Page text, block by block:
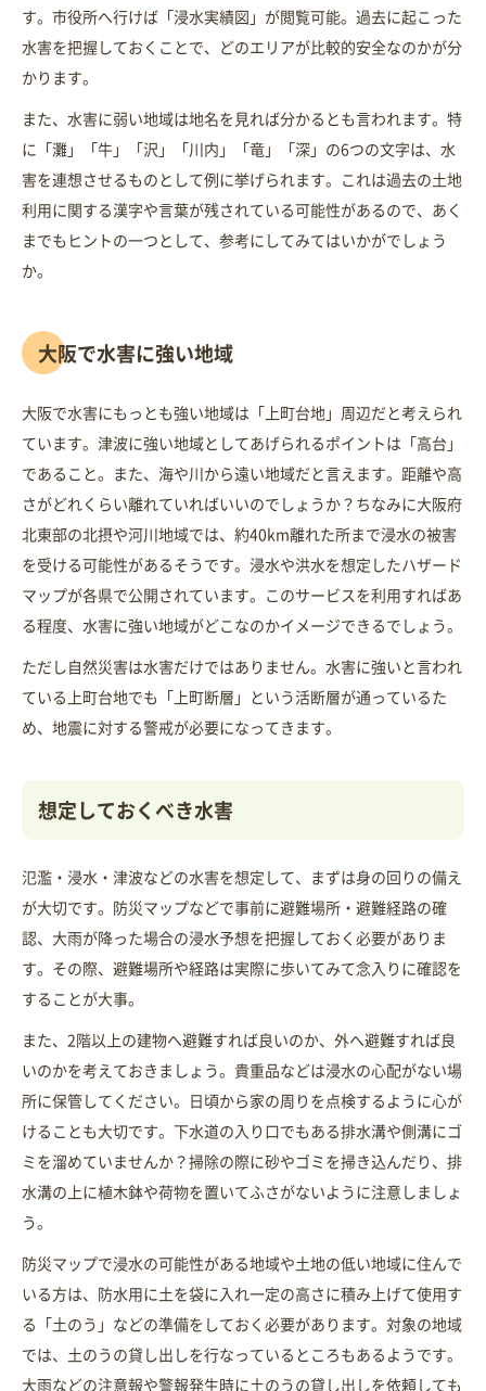
す。市役所へ行けば「浸水実績図」が閲覧可能。過去に起こった
水害を把握しておくことで、どのエリアが比較的安全なのかが分
かります。
また、水害に弱い地域は地名を見れば分かるとも言われます。特
に「灘」「牛」「沢」「川内」「竜」「深」の6つの文字は、水
害を連想させるものとして例に挙げられます。これは過去の土地
利用に関する漢字や言葉が残されている可能性があるので、あく
までもヒントの一つとして、参考にしてみてはいかがでしょう
か。
大阪で水害に強い地域
大阪で水害にもっとも強い地域は「上町台地」周辺だと考えられ
ています。津波に強い地域としてあげられるポイントは「高台」
であること。また、海や川から遠い地域だと言えます。距離や高
さがどれくらい離れていればいいのでしょうか？ちなみに大阪府
北東部の北摂や河川地域では、約40km離れた所まで浸水の被害
を受ける可能性があるそうです。浸水や洪水を想定したハザード
マップが各県で公開されています。このサービスを利用すればあ
る程度、水害に強い地域がどこなのかイメージできるでしょう。
ただし自然災害は水害だけではありません。水害に強いと言われ
ている上町台地でも「上町断層」という活断層が通っているた
め、地震に対する警戒が必要になってきます。
想定しておくべき水害
氾濫・浸水・津波などの水害を想定して、まずは身の回りの備え
が大切です。防災マップなどで事前に避難場所・避難経路の確
認、大雨が降った場合の浸水予想を把握しておく必要がありま
す。その際、避難場所や経路は実際に歩いてみて念入りに確認を
することが大事。
また、2階以上の建物へ避難すれば良いのか、外へ避難すれば良
いのかを考えておきましょう。貴重品などは浸水の心配がない場
所に保管してください。日頃から家の周りを点検するように心が
けることも大切です。下水道の入り口でもある排水溝や側溝にゴ
ミを溜めていませんか？掃除の際に砂やゴミを掃き込んだり、排
水溝の上に植木鉢や荷物を置いてふさがないように注意しましょ
う。
防災マップで浸水の可能性がある地域や土地の低い地域に住んで
いる方は、防水用に土を袋に入れ一定の高さに積み上げて使用す
る「土のう」などの準備をしておく必要があります。対象の地域
では、土のうの貸し出しを行なっているところもあるようです。
大雨などの注意報や警報発生時に土のうの貸し出しを依頼しても